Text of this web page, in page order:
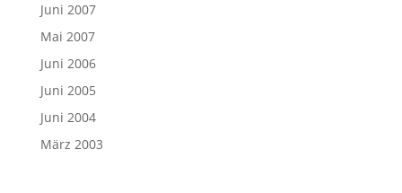
Juni 2007
Mai 2007
Juni 2006
Juni 2005
Juni 2004
März 2003